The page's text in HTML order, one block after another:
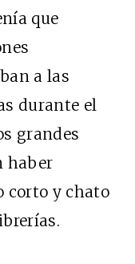
que
a las
durante el
grandes
haber
corto y chato